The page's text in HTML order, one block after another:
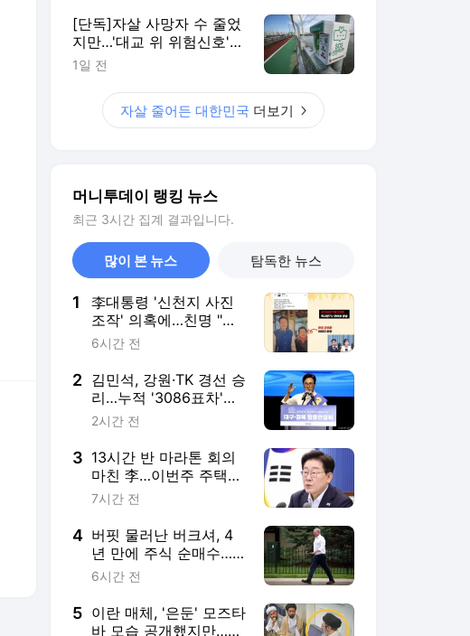
[단독]자살 사망자 수 줄었
지만…'대교 위 위험신호'
늘었다
1일 전
자살 줄어든 대한민국 더보기
머니투데이 랭킹 뉴스
최근 3시간 집계 결과입니다.
많이 본 뉴스 탐독한 뉴스
1
李대통령 '신천지 사진
조작' 의혹에…친명 "선
넘었다, 책임 물어야"
6시간 전
2 김민석, 강원·TK 경선 승
리…누적 '3086표차'로
1위 수성
2시간 전
3 13시간 반 마라톤 회의
마친 李…이번주 주택
공급책 발표하나
7시간 전
4 버핏 물러난 버크셔, 4
년 만에 주식 순매수…
500조 실탄 풀리나
6시간 전
5 이란 매체, '은둔' 모즈타
바 모습 공개했지만…건